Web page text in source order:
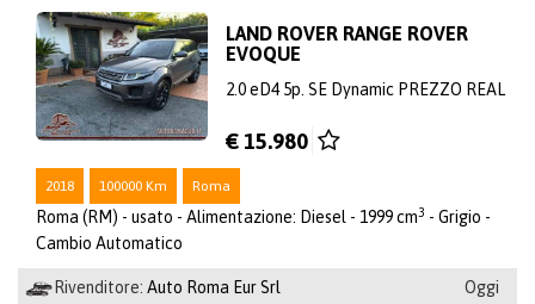
LAND ROVER RANGE ROVER
EVOQUE
2.0 eD4 5p. SE Dynamic PREZZO REAL
€ 15.980
2018 100000 Km Roma
Roma (RM) - usato - Alimentazione: Diesel - 1999 cm3 - Grigio -
Cambio Automatico
Rivenditore: Auto Roma Eur Srl Oggi